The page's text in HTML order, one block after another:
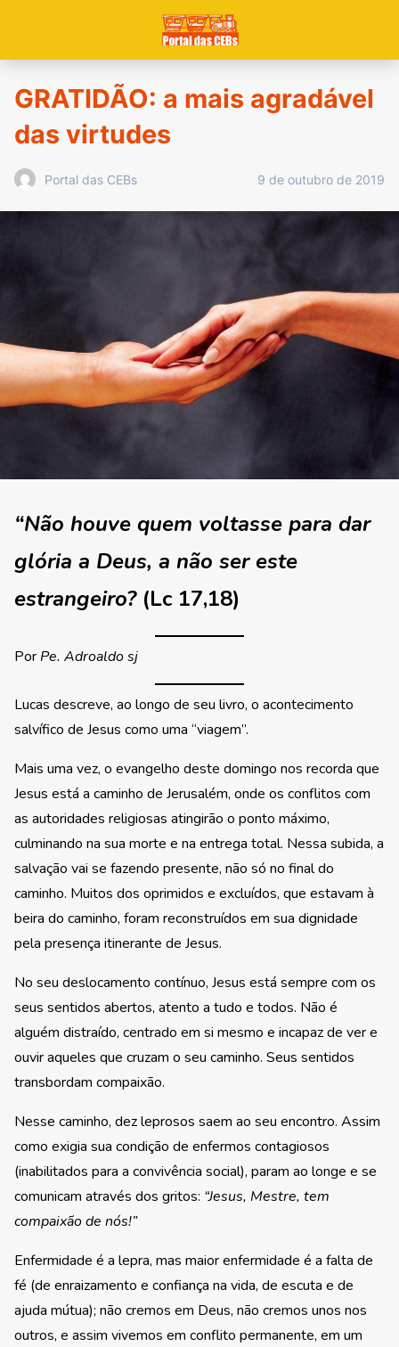
GRATIDÃO: a mais agradável
das virtudes
Portal das CEBs 9 de outubro de 2019
“Não houve quem voltasse para dar
glória a Deus, a não ser este
estrangeiro? (Lc 17,18)
Por Pe. Adroaldo sj
Lucas descreve, ao longo de seu livro, o acontecimento
salvífico de Jesus como uma “viagem”.
Mais uma vez, o evangelho deste domingo nos recorda que
Jesus está a caminho de Jerusalém, onde os conflitos com
as autoridades religiosas atingirão o ponto máximo,
culminando na sua morte e na entrega total. Nessa subida, a
salvação vai se fazendo presente, não só no final do
caminho. Muitos dos oprimidos e excluídos, que estavam à
beira do caminho, foram reconstruídos em sua dignidade
pela presença itinerante de Jesus.
No seu deslocamento contínuo, Jesus está sempre com os
seus sentidos abertos, atento a tudo e todos. Não é
alguém distraído, centrado em si mesmo e incapaz de ver e
ouvir aqueles que cruzam o seu caminho. Seus sentidos
transbordam compaixão.
Nesse caminho, dez leprosos saem ao seu encontro. Assim
como exigia sua condição de enfermos contagiosos
(inabilitados para a convivência social), param ao longe e se
comunicam através dos gritos: “Jesus, Mestre, tem
compaixão de nós!”
Enfermidade é a lepra, mas maior enfermidade é a falta de
fé (de enraizamento e confiança na vida, de escuta e de
ajuda mútua); não cremos em Deus, não cremos unos nos
outros, e assim vivemos em conflito permanente, em um